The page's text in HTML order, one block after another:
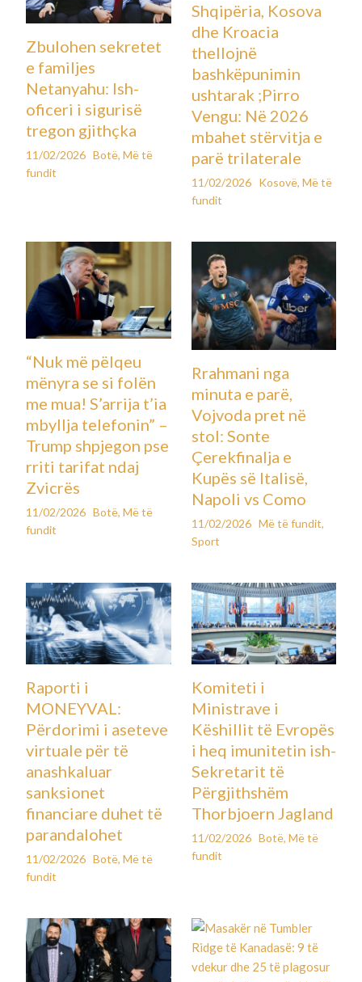
Zbulohen sekretet
e familjes
Netanyahu: Ish-
oficeri i sigurisë
tregon gjithçka
11/02/2026 Botë,Më të
fundit
Shqipëria, Kosova
dhe Kroacia
thellojnë
bashkëpunimin
ushtarak ;Pirro
Vengu: Në 2026
mbahet stërvitja e
parë trilaterale
11/02/2026 Kosovë, Më të
fundit
“Nuk më pëlqeu
mënyra se si folën
me mua! S’arrija t’ia
mbyllja telefonin” –
Trump shpjegon pse
rriti tarifat ndaj
Zvicrës
11/02/2026 Botë,Më të
fundit
Rrahmani nga
minuta e parë,
Vojvoda pret në
stol: Sonte
Çerekfinalja e
Kupës së Italisë,
Napoli vs Como
11/02/2026 Më të fundit,
Sport
Raporti i
MONEYVAL:
Përdorimi i aseteve
virtuale për të
anashkaluar
sanksionet
financiare duhet të
parandalohet
11/02/2026 Botë,Më të
fundit
Komiteti i
Ministrave i
Këshillit të Evropës
i heq imunitetin ish-
Sekretarit të
Përgjithshëm
Thorbjoern Jagland
11/02/2026 Botë, Më të
fundit